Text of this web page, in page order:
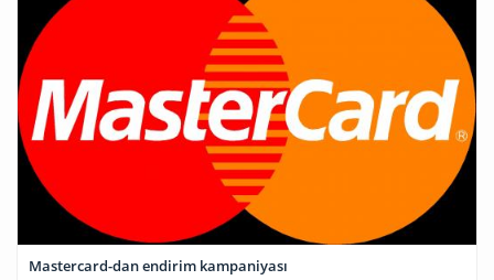
Mastercard-dan endirim kampaniyası